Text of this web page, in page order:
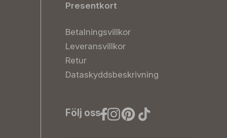
Presentkort
Betalningsvillkor
Leveransvillkor
Retur
Dataskyddsbeskrivning
Följ oss